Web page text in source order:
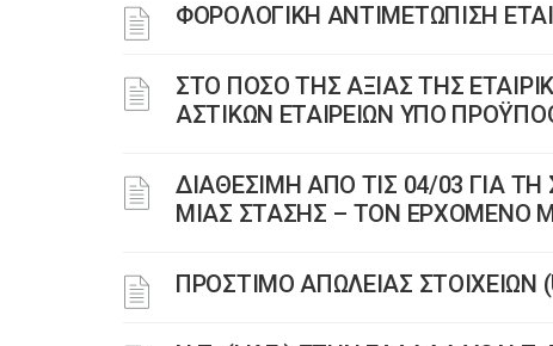
ΦΟΡΟΛΟΓΙΚΗ ΑΝΤΙΜΕΤΩΠΙΣΗ
ΣΤΟ ΠΟΣΟ ΤΗΣ ΑΞΙΑΣ ΤΗΣ
ΑΣΤΙΚΩΝ ΕΤΑΙΡΕΙΩΝ ΥΠΟ
ΔΙΑΘΕΣΙΜΗ ΑΠΟ ΤΙΣ 04/03 ΓΙΑ
ΜΙΑΣ ΣΤΑΣΗΣ – ΤΟΝ ΕΡΧΟΜΕΝΟ
ΠΡΟΣΤΙΜΟ ΑΠΩΛΕΙΑΣ ΣΤΟΙΧΕΙΩΝ